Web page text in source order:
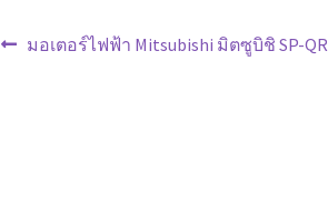
แนะแนว
Previous
มอเตอร์ไฟฟ้า Mitsubishi มิตซูบิชิ SP-QR